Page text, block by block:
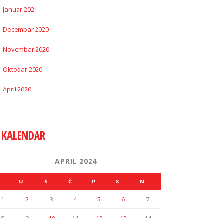
Januar 2021
Decembar 2020
Novembar 2020
Oktobar 2020
April 2020
KALENDAR
APRIL 2024
U S Č P S N
1 2 3 4 5 6 7